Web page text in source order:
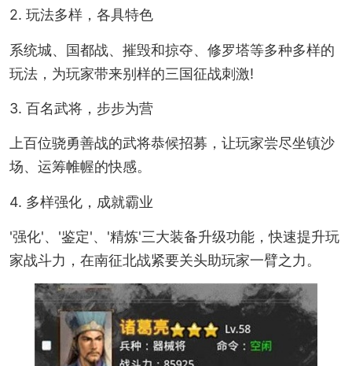
2. 玩法多样，各具特色
系统城、国都战、摧毁和掠夺、修罗塔等多种多样的
玩法，为玩家带来别样的三国征战刺激!
3. 百名武将，步步为营
上百位骁勇善战的武将恭候招募，让玩家尝尽坐镇沙
场、运筹帷幄的快感。
4. 多样强化，成就霸业
'强化'、'鉴定'、'精炼'三大装备升级功能，快速提升玩
家战斗力，在南征北战紧要关头助玩家一臂之力。